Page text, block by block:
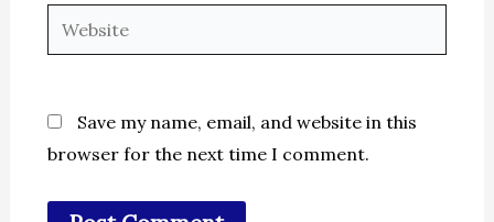
Website
Save my name, email, and website in this
browser for the next time I comment.